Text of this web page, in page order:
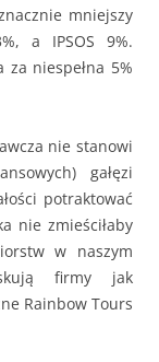
mniejszy
a IPSOS 9%.
za niespełna 5%
nie stanowi
gałęzi
potraktować
nie zmieściłaby
w naszym
firmy jak
Rainbow Tours